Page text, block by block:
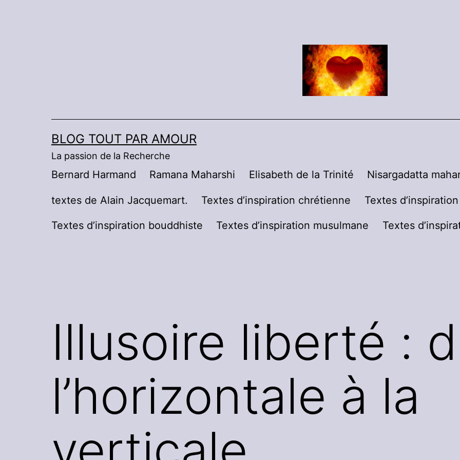
BLOG TOUT PAR AMOUR
La passion de la Recherche
Bernard Harmand Ramana Maharshi Elisabeth de la Trinité Nisargadatta
textes de Alain Jacquemart. Textes d’inspiration chrétienne Textes
Textes d’inspiration bouddhiste Textes d’inspiration musulmane Textes
Illusoire liberté :
l’horizontale à la